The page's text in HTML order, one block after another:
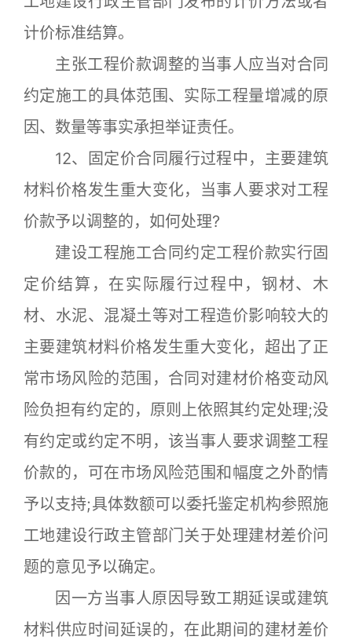
计价标准结算。
主张工程价款调整的当事人应当对合同
约定施工的具体范围、实际工程量增减的原
因、数量等事实承担举证责任。
12、固定价合同履行过程中，主要建筑
材料价格发生重大变化，当事人要求对工程
价款予以调整的，如何处理?
建设工程施工合同约定工程价款实行固
定价结算，在实际履行过程中，钢材、木
材、水泥、混凝土等对工程造价影响较大的
主要建筑材料价格发生重大变化，超出了正
常市场风险的范围，合同对建材价格变动风
险负担有约定的，原则上依照其约定处理;没
有约定或约定不明，该当事人要求调整工程
价款的，可在市场风险范围和幅度之外酌情
予以支持;具体数额可以委托鉴定机构参照施
工地建设行政主管部门关于处理建材差价问
题的意见予以确定。
因一方当事人原因导致工期延误或建筑
材料供应时间延误的，在此期间的建材差价